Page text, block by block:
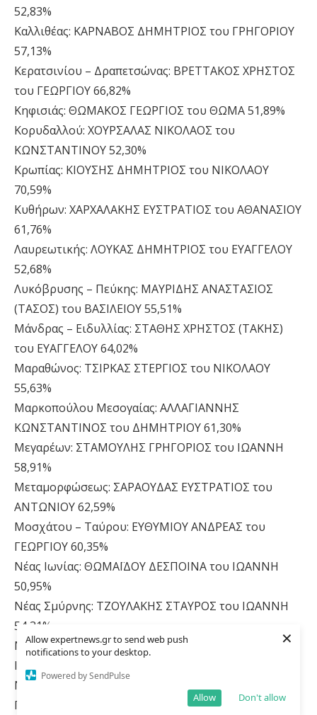
Allow expertnews.gr to send web push
notifications to your desktop.
Powered by SendPulse
Don't allow
Allow
×
52,83%
Καλλιθέας: ΚΑΡΝΑΒΟΣ ΔΗΜΗΤΡΙΟΣ του ΓΡΗΓΟΡΙΟΥ
57,13%
Κερατσινίου – Δραπετσώνας: ΒΡΕΤΤΑΚΟΣ ΧΡΗΣΤΟΣ
του ΓΕΩΡΓΙΟΥ 66,82%
Κηφισιάς: ΘΩΜΑΚΟΣ ΓΕΩΡΓΙΟΣ του ΘΩΜΑ 51,89%
Κορυδαλλού: ΧΟΥΡΣΑΛΑΣ ΝΙΚΟΛΑΟΣ του
ΚΩΝΣΤΑΝΤΙΝΟΥ 52,30%
Κρωπίας: ΚΙΟΥΣΗΣ ΔΗΜΗΤΡΙΟΣ του ΝΙΚΟΛΑΟΥ
70,59%
Κυθήρων: ΧΑΡΧΑΛΑΚΗΣ ΕΥΣΤΡΑΤΙΟΣ του ΑΘΑΝΑΣΙΟΥ
61,76%
Λαυρεωτικής: ΛΟΥΚΑΣ ΔΗΜΗΤΡΙΟΣ του ΕΥΑΓΓΕΛΟΥ
52,68%
Λυκόβρυσης – Πεύκης: ΜΑΥΡΙΔΗΣ ΑΝΑΣΤΑΣΙΟΣ
(ΤΑΣΟΣ) του ΒΑΣΙΛΕΙΟΥ 55,51%
Μάνδρας – Ειδυλλίας: ΣΤΑΘΗΣ ΧΡΗΣΤΟΣ (ΤΑΚΗΣ)
του ΕΥΑΓΓΕΛΟΥ 64,02%
Μαραθώνος: ΤΣΙΡΚΑΣ ΣΤΕΡΓΙΟΣ του ΝΙΚΟΛΑΟΥ
55,63%
Μαρκοπούλου Μεσογαίας: ΑΛΛΑΓΙΑΝΝΗΣ
ΚΩΝΣΤΑΝΤΙΝΟΣ του ΔΗΜΗΤΡΙΟΥ 61,30%
Μεγαρέων: ΣΤΑΜΟΥΛΗΣ ΓΡΗΓΟΡΙΟΣ του ΙΩΑΝΝΗ
58,91%
Μεταμορφώσεως: ΣΑΡΑΟΥΔΑΣ ΕΥΣΤΡΑΤΙΟΣ του
ΑΝΤΩΝΙΟΥ 62,59%
Μοσχάτου – Ταύρου: ΕΥΘΥΜΙΟΥ ΑΝΔΡΕΑΣ του
ΓΕΩΡΓΙΟΥ 60,35%
Νέας Ιωνίας: ΘΩΜΑΪΔΟΥ ΔΕΣΠΟΙΝΑ του ΙΩΑΝΝΗ
50,95%
Νέας Σμύρνης: ΤΖΟΥΛΑΚΗΣ ΣΤΑΥΡΟΣ του ΙΩΑΝΝΗ
54,31%
Νέας Φιλαδέλφειας – Νέας Χαλκηδόνας: ΒΟΥΡΟΣ
ΙΩΑΝΝΗΣ του ΣΤΕΦΑΝΟΥ 55,22%
Νίκαιας – Αγίου Ιωάννη Ρέντη: ΙΩΑΚΕΙΜΙΔΗΣ
ΓΕΩΡΓΙΟΣ του ΣΑΒΒΑ 64,88%